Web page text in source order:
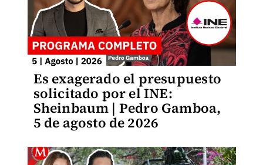
Es exagerado el presupuesto
solicitado por el INE:
Sheinbaum | Pedro Gamboa,
5 de agosto de 2026